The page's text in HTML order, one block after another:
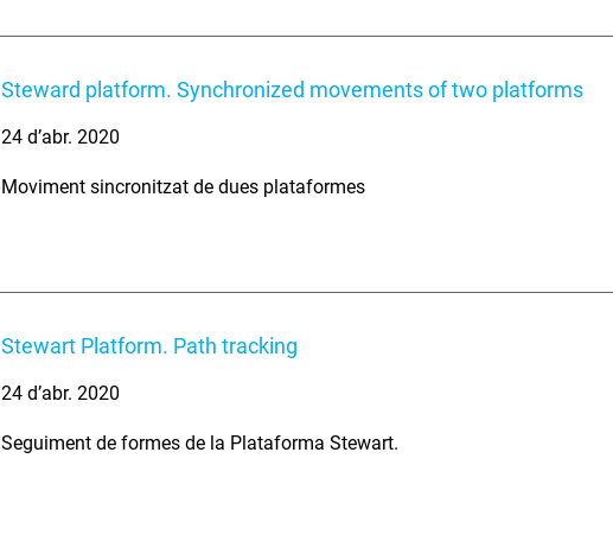
Steward platform. Synchronized movements of two platforms
24 d’abr. 2020
Moviment sincronitzat de dues plataformes
Stewart Platform. Path tracking
24 d’abr. 2020
Seguiment de formes de la Plataforma Stewart.